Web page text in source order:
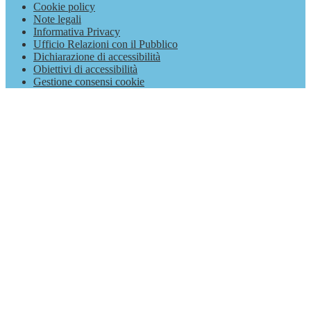
Cookie policy
Note legali
Informativa Privacy
Ufficio Relazioni con il Pubblico
Dichiarazione di accessibilità
Obiettivi di accessibilità
Gestione consensi cookie